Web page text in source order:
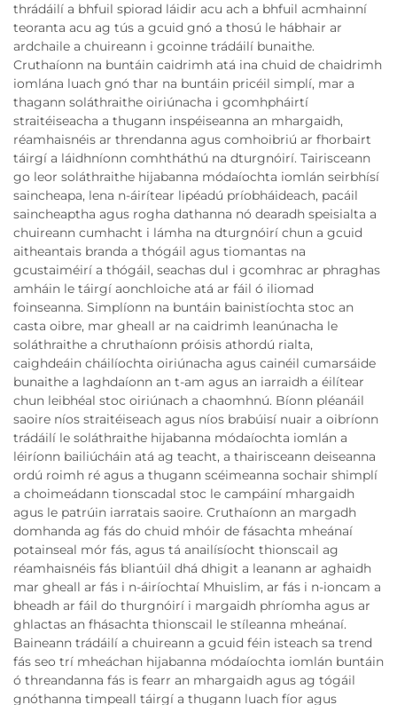
thrádáilí a bhfuil spiorad láidir acu ach a bhfuil acmhainní
teoranta acu ag tús a gcuid gnó a thosú le hábhair ar
ardchaile a chuireann i gcoinne trádáilí bunaithe.
Cruthaíonn na buntáin caidrimh atá ina chuid de chaidrimh
iomlána luach gnó thar na buntáin pricéil simplí, mar a
thagann soláthraithe oiriúnacha i gcomhpháirtí
straitéiseacha a thugann inspéiseanna an mhargaidh,
réamhaisnéis ar threndanna agus comhoibriú ar fhorbairt
táirgí a láidhníonn comhtháthú na dturgnóirí. Tairisceann
go leor soláthraithe hijabanna módaíochta iomlán seirbhísí
saincheapa, lena n-áirítear lipéadú príobháideach, pacáil
saincheaptha agus rogha dathanna nó dearadh speisialta a
chuireann cumhacht i lámha na dturgnóirí chun a gcuid
aitheantais branda a thógáil agus tiomantas na
gcustaiméirí a thógáil, seachas dul i gcomhrac ar phraghas
amháin le táirgí aonchloiche atá ar fáil ó iliomad
foinseanna. Simplíonn na buntáin bainistíochta stoc an
casta oibre, mar gheall ar na caidrimh leanúnacha le
soláthraithe a chruthaíonn próisis athordú rialta,
caighdeáin cháilíochta oiriúnacha agus cainéil cumarsáide
bunaithe a laghdaíonn an t-am agus an iarraidh a éilítear
chun leibhéal stoc oiriúnach a chaomhnú. Bíonn pléanáil
saoire níos straitéiseach agus níos brabúisí nuair a oibríonn
trádáilí le soláthraithe hijabanna módaíochta iomlán a
léiríonn bailiúcháin atá ag teacht, a thairisceann deiseanna
ordú roimh ré agus a thugann scéimeanna sochair shimplí
a choimeádann tionscadal stoc le campáiní mhargaidh
agus le patrúin iarratais saoire. Cruthaíonn an margadh
domhanda ag fás do chuid mhóir de fásachta mheánaí
potainseal mór fás, agus tá anailísíocht thionscail ag
réamhaisnéis fás bliantúil dhá dhigit a leanann ar aghaidh
mar gheall ar fás i n-áiríochtaí Mhuislim, ar fás i n-ioncam a
bheadh ar fáil do thurgnóirí i margaidh phríomha agus ar
ghlactas an fhásachta thionscail le stíleanna mheánaí.
Baineann trádáilí a chuireann a gcuid féin isteach sa trend
fás seo trí mheáchan hijabanna módaíochta iomlán buntáin
ó threandanna fás is fearr an mhargaidh agus ag tógáil
gnóthanna timpeall táirgí a thugann luach fíor agus